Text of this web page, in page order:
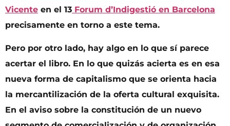
Vicente en el 13 Forum d’Indigestió en Barcelona
precisamente en torno a este tema.
Pero por otro lado, hay algo en lo que sí parece
acertar el libro. En lo que quizás acierta es en esa
nueva forma de capitalismo que se orienta hacia
la mercantilización de la oferta cultural exquisita.
En el aviso sobre la constitución de un nuevo